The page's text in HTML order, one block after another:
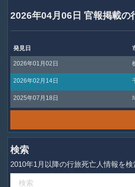
2026年04月06日 官報掲載の
発見日
2026年01月02日
2026年02月14日
2025年07月18日
検索
2010年1月以降の行旅死亡人情報を